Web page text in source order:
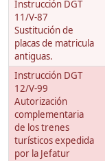
Instrucción DGT
11/V-87
Sustitución de
placas de matricula
antiguas.
Instrucción DGT
12/V-99
Autorización
complementaria
de los trenes
turísticos expedida
por la Jefatur